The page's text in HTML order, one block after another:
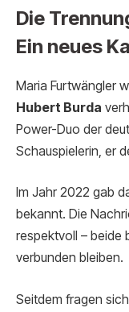
Die
Ein neues
Maria Furtwängler
Hubert Burda
Power-Duo der
Schauspielerin, er
Im Jahr 2022 gab
bekannt. Die
respektvoll – beide
verbunden bleiben.
Seitdem fragen